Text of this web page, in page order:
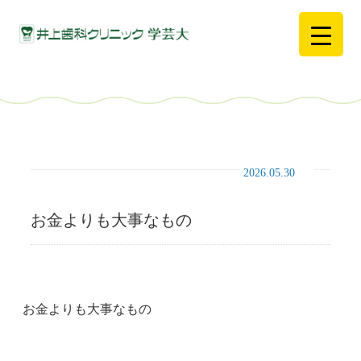
2026.05.30
お金よりも大事なもの
お金よりも大事なもの